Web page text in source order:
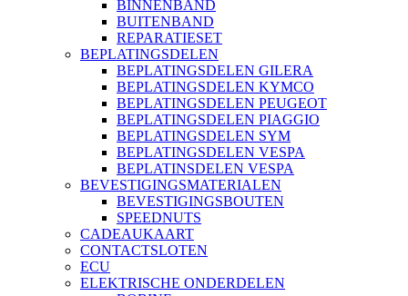
BINNENBAND
BUITENBAND
REPARATIESET
BEPLATINGSDELEN
BEPLATINGSDELEN GILERA
BEPLATINGSDELEN KYMCO
BEPLATINGSDELEN PEUGEOT
BEPLATINGSDELEN PIAGGIO
BEPLATINGSDELEN SYM
BEPLATINGSDELEN VESPA
BEPLATINSDELEN VESPA
BEVESTIGINGSMATERIALEN
BEVESTIGINGSBOUTEN
SPEEDNUTS
CADEAUKAART
CONTACTSLOTEN
ECU
ELEKTRISCHE ONDERDELEN